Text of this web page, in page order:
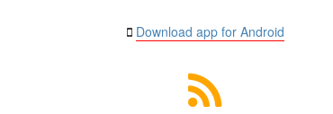
Download app for Android